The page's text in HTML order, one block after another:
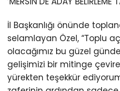
İl Başkanlığı önünde
selamlayan Özel, “Toplu
olacağımız bu güzel
gelişimizi bir mitinge
yürekten teşekkür